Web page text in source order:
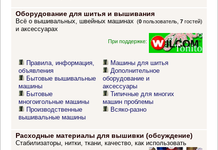
Оборудование для шитья и вышивания
(0 пользователь,7 гостей)
Всё о вышивальных, швейных машинах
и аксессуарах
При поддержке:
Правила, информация,
объявления
Бытовые вышивальные
машины
Бытовые
многоигольные машины
Производственные
вышивальные машины
Машины для шитья
Дополнительное
оборудование и
аксессуары
Типичные для многих
машин проблемы
Всяко-разно
Расходные материалы для вышивки (обсуждение)
Стабилизаторы, нитки, ткани, качество, как использовать